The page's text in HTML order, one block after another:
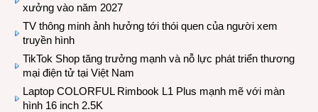
xưởng vào năm 2027
TV thông minh ảnh hưởng tới thói quen của người xem
truyền hình
TikTok Shop tăng trưởng mạnh và nỗ lực phát triển thương
mại điện tử tại Việt Nam
Laptop COLORFUL Rimbook L1 Plus mạnh mẽ với màn
hình 16 inch 2.5K